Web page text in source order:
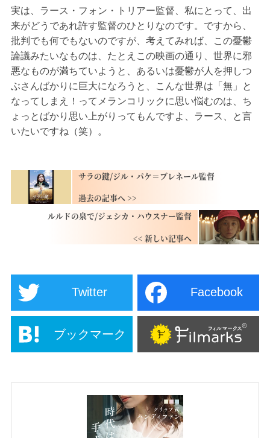
実は、ラース・フォン・トリアー監督、私にとって、出
来がどうであれ許す監督のひとりなのです。ですから、
批判でも何でもないのですが、考えてみれば、この憂鬱
論議みたいなものは、たとえこの映画の通り、世界に邪
悪なものが満ちていようと、あるいは憂鬱が人を押しつ
ぶさんばかりに巨大になろうと、こんな世界は「無」と
なってしまえ！ってメランコリックに思い悩むのは、ち
ょっとばかり思い上がりってもんですよ、ラース、と言
いたいですね（笑）。
サラの鍵/ジル・パケ＝ブレネール監督
ルルドの泉で/ジェシカ・ハウスナー監督
Twitter Facebook
ブックマーク